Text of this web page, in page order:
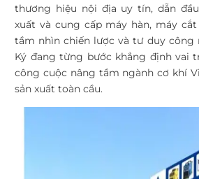
thương hiệu nội địa uy tín, dẫn
xuất và cung cấp máy hàn, máy
tầm nhìn chiến lược và tư duy công
Ký đang từng bước khẳng định vai
công cuộc nâng tầm ngành cơ khí
sản xuất toàn cầu.